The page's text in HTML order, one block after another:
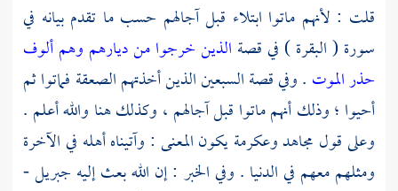
قلت : لأنهم ماتوا ابتلاء قبل آجالهم حسب ما تقدم بيانه في
سورة ( البقرة ) في قصة الذين خرجوا من ديارهم وهم ألوف
حذر الموت . وفي قصة السبعين الذين أخذتهم الصعقة فماتوا ثم
أحيوا ؛ وذلك أنهم ماتوا قبل آجالهم ، وكذلك هنا والله أعلم .
وعلى قول مجاهدوعكرمةيكون المعنى : وآتيناه أهله في الآخرة
ومثلهم معهم في الدنيا . وفي الخبر : إن الله بعث إليه جبريل-